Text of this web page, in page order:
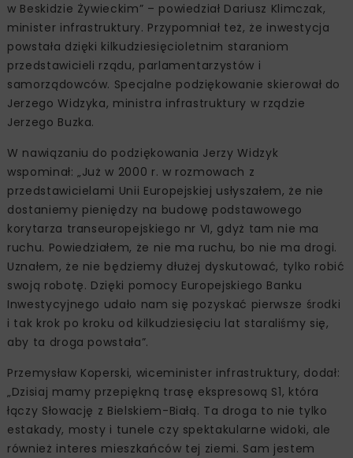
w Beskidzie Żywieckim” – powiedział Dariusz Klimczak,
minister infrastruktury. Przypomniał też, że inwestycja
powstała dzięki kilkudziesięcioletnim staraniom
przedstawicieli rządu, parlamentarzystów i
samorządowców. Specjalne podziękowanie skierował do
Jerzego Widzyka, ministra infrastruktury w rządzie
Jerzego Buzka.
W nawiązaniu do podziękowania Jerzy Widzyk
wspominał: „Już w 2000 r. w rozmowach z
przedstawicielami Unii Europejskiej usłyszałem, że nie
dostaniemy pieniędzy na budowę podstawowego
korytarza transeuropejskiego nr VI, gdyż tam nie ma
ruchu. Powiedziałem, że nie ma ruchu, bo nie ma drogi.
Uznałem, że nie będziemy dłużej dyskutować, tylko robić
swoją robotę. Dzięki pomocy Europejskiego Banku
Inwestycyjnego udało nam się pozyskać pierwsze środki
i tak krok po kroku od kilkudziesięciu lat staraliśmy się,
aby ta droga powstała”.
Przemysław Koperski, wiceminister infrastruktury, dodał:
„Dzisiaj mamy przepiękną trasę ekspresową S1, która
łączy Słowację z Bielskiem-Białą. Ta droga to nie tylko
estakady, mosty i tunele czy spektakularne widoki, ale
również interes mieszkańców tej ziemi. Sam jestem